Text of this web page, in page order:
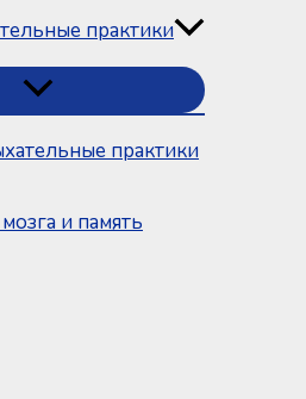
практики
практики
и память